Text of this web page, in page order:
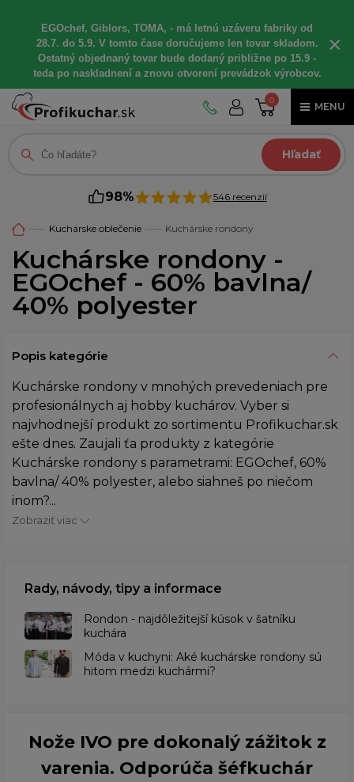
EGOchef, Giblors, TOMA, - má letnú uzáveru fabriky od
28.7. do 5.9. V tomto čase doručujeme len tovar skladom.
Ostatný objednaný tovar bude dodaný približne po 15.9 -
teda po naskladnení a znovu otvorení prevádzok výrobcov.
×
0
MENU
Hľadať
98% 546 recenzií
Kuchárske oblečenie Kuchárske rondony
Kuchárske rondony -
EGOchef - 60% bavlna/
40% polyester
Popis kategórie
Kuchárske rondony v mnohých prevedeniach pre
profesionálnych aj hobby kuchárov. Vyber si
najvhodnejší produkt zo sortimentu Profikuchar.sk
ešte dnes. Zaujali ťa produkty z kategórie
Kuchárske rondony s parametrami: EGOchef, 60%
bavlna/ 40% polyester, alebo siahneš po niečom
inom?...
Zobraziť viac
Rady, návody, tipy a informace
Rondon - najdôležitejší kúsok v šatníku
kuchára
​Móda v kuchyni: Aké kuchárske rondony sú
hitom medzi kuchármi?
Nože IVO pre dokonalý zážitok z
varenia. Odporúča šéfkuchár